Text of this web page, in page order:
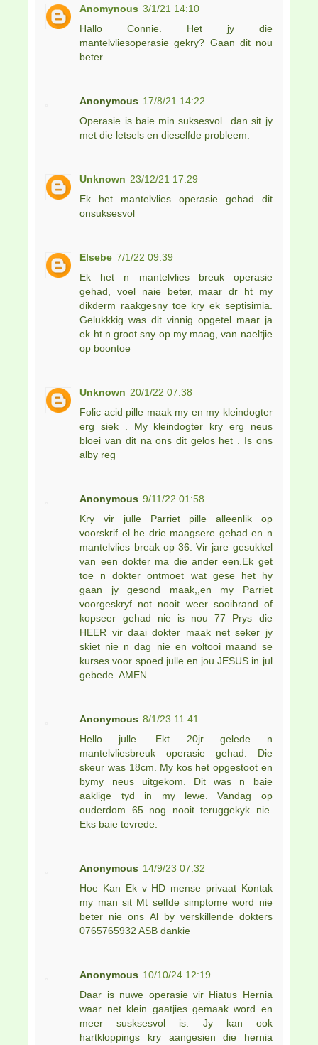
Anomynous 3/1/21 14:10
Hallo Connie. Het jy die
mantelvliesoperasie gekry? Gaan dit nou
beter.
Anonymous 17/8/21 14:22
Operasie is baie min suksesvol...dan sit jy
met die letsels en dieselfde probleem.
Unknown 23/12/21 17:29
Ek het mantelvlies operasie gehad dit
onsuksesvol
Elsebe 7/1/22 09:39
Ek het n mantelvlies breuk operasie
gehad, voel naie beter, maar dr ht my
dikderm raakgesny toe kry ek septisimia.
Gelukkkig was dit vinnig opgetel maar ja
ek ht n groot sny op my maag, van naeltjie
op boontoe
Unknown 20/1/22 07:38
Folic acid pille maak my en my kleindogter
erg siek . My kleindogter kry erg neus
bloei van dit na ons dit gelos het . Is ons
alby reg
Anonymous 9/11/22 01:58
Kry vir julle Parriet pille alleenlik op
voorskrif el he drie maagsere gehad en n
mantelvlies break op 36. Vir jare gesukkel
van een dokter ma die ander een.Ek get
toe n dokter ontmoet wat gese het hy
gaan jy gesond maak,,en my Parriet
voorgeskryf not nooit weer sooibrand of
kopseer gehad nie is nou 77 Prys die
HEER vir daai dokter maak net seker jy
skiet nie n dag nie en voltooi maand se
kurses.voor spoed julle en jou JESUS in jul
gebede. AMEN
Anonymous 8/1/23 11:41
Hello julle. Ekt 20jr gelede n
mantelvliesbreuk operasie gehad. Die
skeur was 18cm. My kos het opgestoot en
bymy neus uitgekom. Dit was n baie
aaklige tyd in my lewe. Vandag op
ouderdom 65 nog nooit teruggekyk nie.
Eks baie tevrede.
Anonymous 14/9/23 07:32
Hoe Kan Ek v HD mense privaat Kontak
my man sit Mt selfde simptome word nie
beter nie ons Al by verskillende dokters
0765765932 ASB dankie
Anonymous 10/10/24 12:19
Daar is nuwe operasie vir Hiatus Hernia
waar net klein gaatjies gemaak word en
meer susksesvol is. Jy kan ook
hartkloppings kry aangesien die hernia